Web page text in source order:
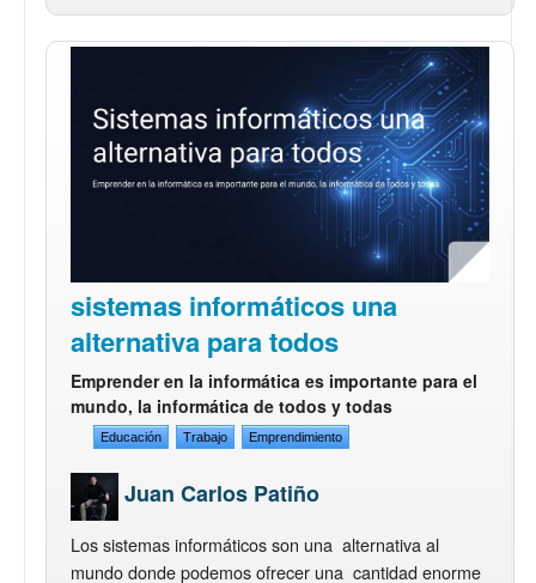
sistemas informáticos una
alternativa para todos
Emprender en la informática es importante para el
mundo, la informática de todos y todas
Educación Trabajo Emprendimiento
Juan Carlos Patiño
Los sistemas informáticos son una alternativa al
mundo donde podemos ofrecer una cantidad enorme